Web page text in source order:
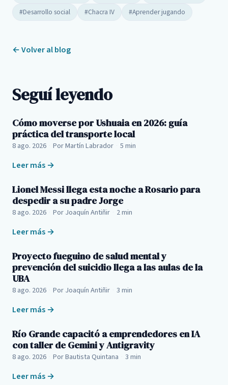
#Desarrollo social
#Chacra IV #Aprender jugando
← Volver al blog
Seguí leyendo
Cómo moverse por Ushuaia en 2026: guía
práctica del transporte local
8 ago. 2026 Por Martín Labrador 5 min
Leer más →
Lionel Messi llega esta noche a Rosario para
despedir a su padre Jorge
8 ago. 2026 Por Joaquín Antiñir 2 min
Leer más →
Proyecto fueguino de salud mental y
prevención del suicidio llega a las aulas de la
UBA
8 ago. 2026 Por Joaquín Antiñir 3 min
Leer más →
Río Grande capacitó a emprendedores en IA
con taller de Gemini y Antigravity
8 ago. 2026 Por Bautista Quintana 3 min
Leer más →